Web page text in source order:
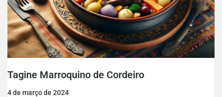
Tagine Marroquino de Cordeiro
4 de março de 2024